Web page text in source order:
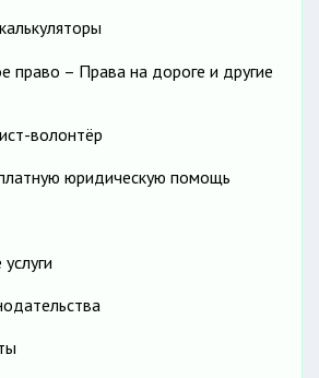
право – Права на дороге и другие
волонтёр
юридическую помощь